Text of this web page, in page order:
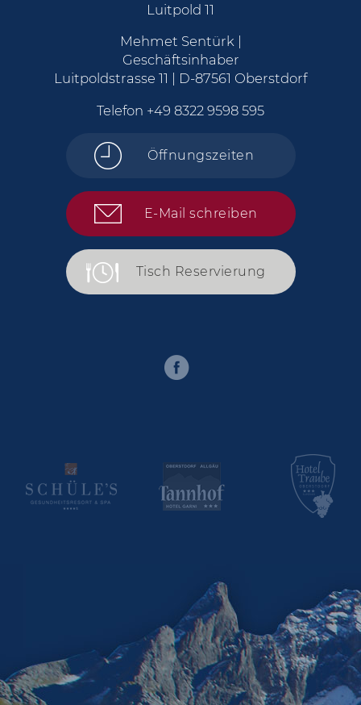
Luitpold 11
Mehmet Sentürk |
Geschäftsinhaber
Luitpoldstrasse 11 | D-87561 Oberstdorf
Telefon +49 8322 9598 595
Öffnungszeiten
E-Mail schreiben
Tisch Reservierung